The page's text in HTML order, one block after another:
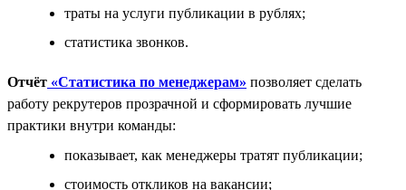
траты на услуги публикации в рублях;
статистика звонков.
Отчёт «Статистика по менеджерам» позволяет сделать
работу рекрутеров прозрачной и сформировать лучшие
практики внутри команды:
показывает, как менеджеры тратят публикации;
стоимость откликов на вакансии;